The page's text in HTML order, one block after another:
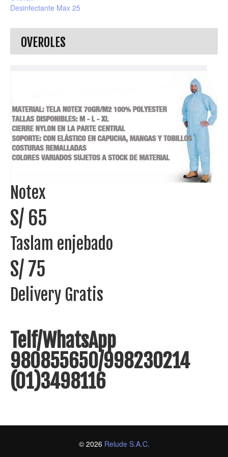
Desinfectante Max 25
OVEROLES
Notex
S/ 65
Taslam enjebado
S/ 75
Delivery Gratis
Telf/WhatsApp
980855650/998230214
(01)3498116
© 2026 Relude S.A.C.